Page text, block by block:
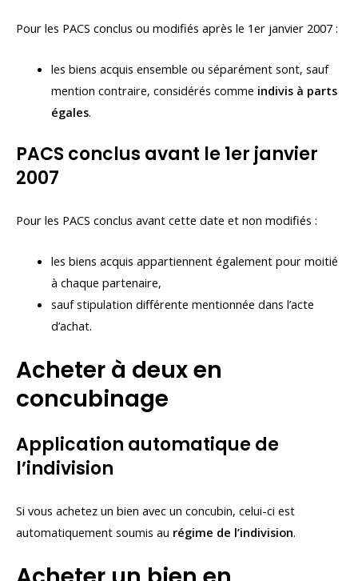
Pour les PACS conclus ou modifiés après le 1er janvier 2007 :
les biens acquis ensemble ou séparément sont, sauf
mention contraire, considérés comme indivis à parts
égales.
PACS conclus avant le 1er janvier
2007
Pour les PACS conclus avant cette date et non modifiés :
les biens acquis appartiennent également pour moitié
à chaque partenaire,
sauf stipulation différente mentionnée dans l’acte
d’achat.
Acheter à deux en
concubinage
Application automatique de
l’indivision
Si vous achetez un bien avec un concubin, celui-ci est
automatiquement soumis au régime de l’indivision.